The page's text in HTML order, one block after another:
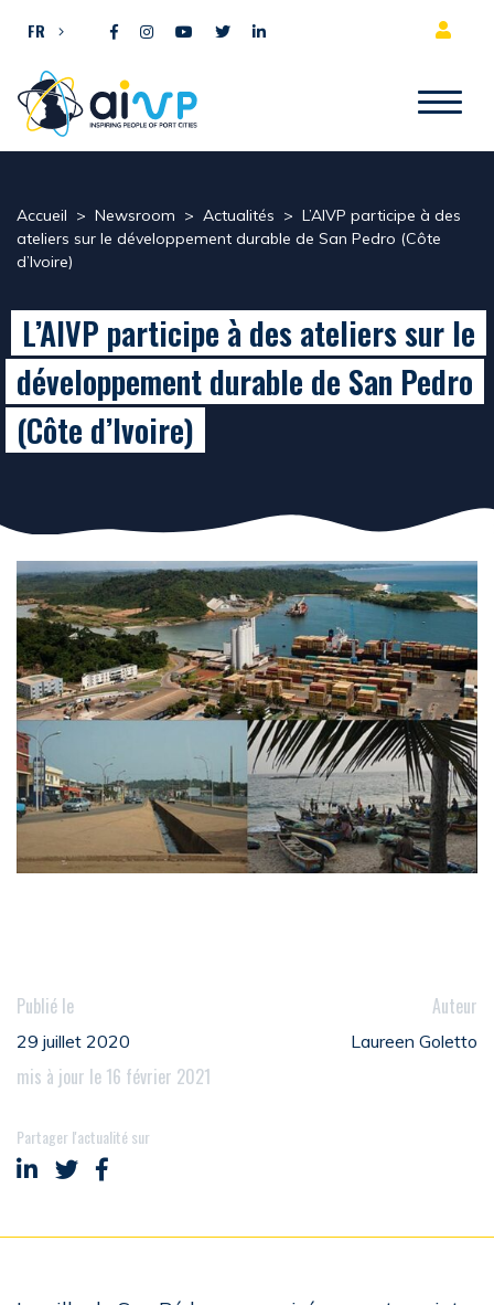
FR
Accueil > Newsroom > Actualités > L’AIVP participe à des
ateliers sur le développement durable de San Pedro (Côte
d’Ivoire)
L’AIVP participe à des ateliers sur le
développement durable de San Pedro
(Côte d’Ivoire)
Publié le
29 juillet 2020
mis à jour le 16 février 2021
Auteur
Laureen Goletto
Partager l'actualité sur
Partager sur LinkedIn
Partager sur Twitter
Partager sur Facebook